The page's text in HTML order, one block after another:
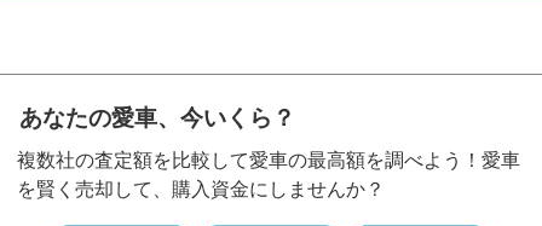
あなたの愛車、今いくら？
複数社の査定額を比較して愛車の最高額を調べよう！愛車
を賢く売却して、購入資金にしませんか？